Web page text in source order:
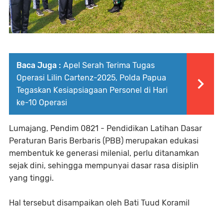
Baca Juga : Apel Serah Terima Tugas
Operasi Lilin Cartenz-2025, Polda Papua
Tegaskan Kesiapsiagaan Personel di Hari
ke-10 Operasi
Lumajang, Pendim 0821 - Pendidikan Latihan Dasar
Peraturan Baris Berbaris (PBB) merupakan edukasi
membentuk ke generasi milenial, perlu ditanamkan
sejak dini, sehingga mempunyai dasar rasa disiplin
yang tinggi.
Hal tersebut disampaikan oleh Bati Tuud Koramil